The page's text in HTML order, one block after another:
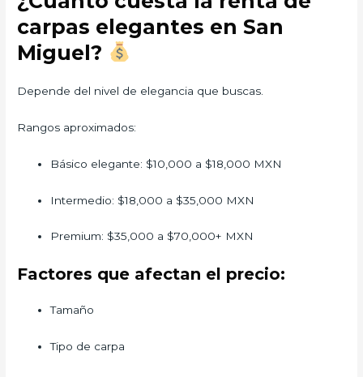
carpas elegantes en San
Miguel?
Depende del nivel de elegancia que buscas.
Rangos aproximados:
Básico elegante: $10,000 a $18,000 MXN
Intermedio: $18,000 a $35,000 MXN
Premium: $35,000 a $70,000+ MXN
Factores que afectan el precio:
Tamaño
Tipo de carpa